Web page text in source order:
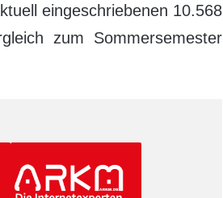
eingeschriebenen 10.568
zum Sommersemester